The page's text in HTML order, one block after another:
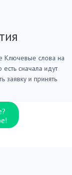
Ключевые слова на
сначала идут
заявку и принять